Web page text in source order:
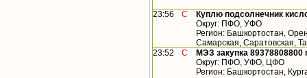
23:56 С
Куплю подсолнечник
Округ: ПФО, УФО
Регион: Башкортостан,
Самарская, Саратовская,
23:52
С
МЭЗ закупка
Округ: ПФО, УФО, ЦФО
Регион: Башкортостан,